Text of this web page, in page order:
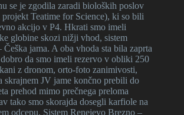
se je zgodila zaradi bioloških poslov
Teatime for Science), ki so bili
akcijo v P4. Hkrati smo imeli
globine skozi nižji vhod, sistem
jama. A oba vhoda sta bila zaprta
da smo imeli rezervo v obliki 250
z dronom, orto-foto zanimivosti,
skrajnem JV jame končno prebili do
prehod mimo prečnega preloma
tako smo skorajda dosegli karfiole na
odcepu. Sistem Renejevo Brezno –